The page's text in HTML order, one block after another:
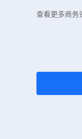
查看更多商务